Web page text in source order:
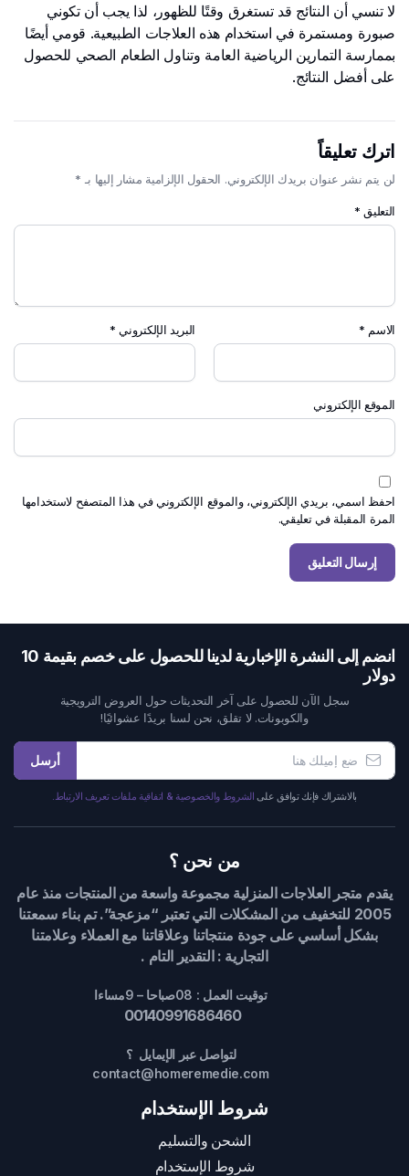
لا تنسي أن النتائج قد تستغرق وقتًا للظهور، لذا يجب أن تكوني
صبورة ومستمرة في استخدام هذه العلاجات الطبيعية. قومي أيضًا
بممارسة التمارين الرياضية العامة وتناول الطعام الصحي للحصول
على أفضل النتائج.
اترك تعليقاً
لن يتم نشر عنوان بريدك الإلكتروني. الحقول الإلزامية مشار إليها بـ *
التعليق *
الاسم * البريد الإلكتروني *
الموقع الإلكتروني
احفظ اسمي، بريدي الإلكتروني، والموقع الإلكتروني في هذا المتصفح لاستخدامها
المرة المقبلة في تعليقي.
انضم إلى النشرة الإخبارية لدينا للحصول على خصم بقيمة 10
دولار
سجل الآن للحصول على آخر التحديثات حول العروض الترويجية
والكوبونات. لا تقلق، نحن لسنا بريدًا عشوائيًا!
أرسل
بالاشتراك فإنك توافق على الشروط والخصوصية & اتفاقية ملفات تعريف الارتباط.
من نحن ؟
يقدم متجر العلاجات المنزلية مجموعة واسعة من المنتجات منذ عام
2005 للتخفيف من المشكلات التي تعتبر “مزعجة”. تم بناء سمعتنا
بشكل أساسي على جودة منتجاتنا وعلاقاتنا مع العملاء وعلامتنا
التجارية : التقدير التام .
توقيت العمل : 08صباحا – 9مساءا
00140991686460
لتواصل عبر الإيمايل ؟
contact@homeremedie.com
شروط الإستخدام
الشحن والتسليم
شروط الإستخدام